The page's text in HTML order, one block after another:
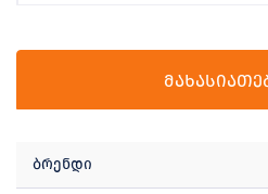
ბრენდი